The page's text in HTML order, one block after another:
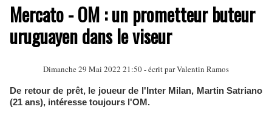
Mercato - OM : un prometteur buteur
uruguayen dans le viseur
Dimanche 29 Mai 2022 21:50 - écrit parValentin Ramos
De retour de prêt, le joueur de l'Inter Milan, Martin Satriano
(21 ans), intéresse toujours l'OM.